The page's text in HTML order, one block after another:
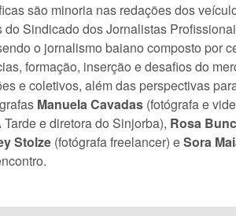
são minoria nas redações dos
do Sindicado dos Jornalistas
o jornalismo baiano composto por
formação, inserção e desafios do
e coletivos, além das perspectivas
Manuela Cavadas (fotógrafa e
Tarde e diretora do Sinjorba), Rosa
Stolze (fotógrafa freelancer) eSora